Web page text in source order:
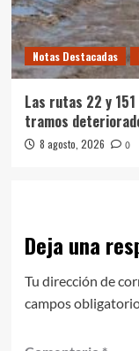
Notas Destacadas
Las rutas 22 y
tramos
8 agosto, 2026 0
Deja una
Tu dirección de
campos